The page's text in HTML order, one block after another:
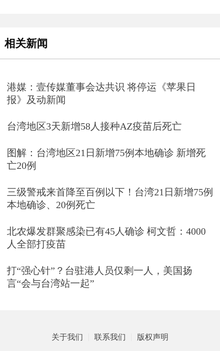
相关新闻
港媒：壹传媒董事会达共识 将停运《苹果日
报》及动新闻
台湾地区3天新增58人接种AZ疫苗后死亡
图解：台湾地区21日新增75例本地确诊 新增死
亡20例
三级警戒来首降至百例以下！台湾21日新增75例
本地确诊、20例死亡
北农爆发群聚感染已有45人确诊 柯文哲：4000
人全部打疫苗
打“强心针”？台驻港人员仅剩一人，美国扬
言“会与台湾站一起”
关于我们 联系我们 版权声明